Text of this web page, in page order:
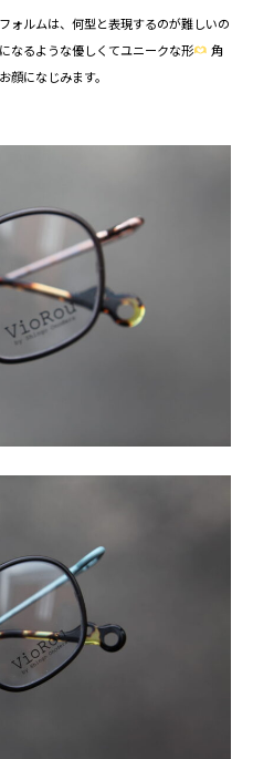
ォルムは、何型と表現するのが難しいの
なるような優しくてユニークな形
角
顔になじみます。⁡